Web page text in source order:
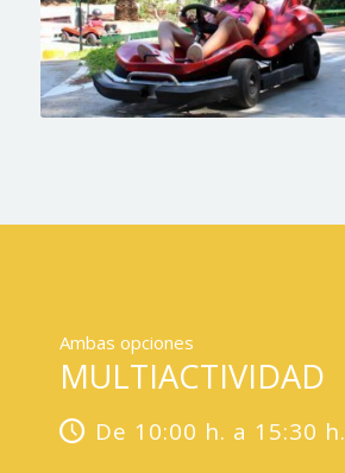
Ambas opciones
MULTIACTIVIDAD
De 10:00 h. a 15:30 h.